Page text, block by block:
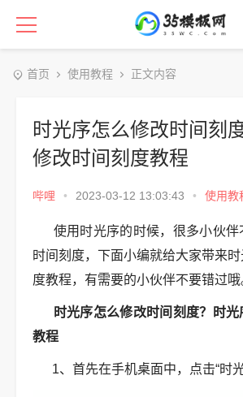
首页 使用教程 正文内容
时光序怎么修改时间刻
修改时间刻度教程
哔哩 • 2023-03-12 13:03:43 • 使用教
使用时光序的时候，很多小伙伴
时间刻度，下面小编就给大家带来时
度教程，有需要的小伙伴不要错过哦
时光序怎么修改时间刻度？时
教程
1、首先在手机桌面中，点击“时光